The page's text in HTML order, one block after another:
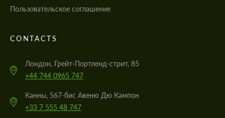
Пользовательское соглашение
CONTACTS
Лондон, Грейт-Портленд-стрит, 85
+44 744 0965 747
Канны, 567-бис Авеню Дю Кампон
+33 7 555 48 747